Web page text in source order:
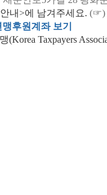
내>에 남겨주세요. (☞)
맹후원계좌 보기
Taxpayers